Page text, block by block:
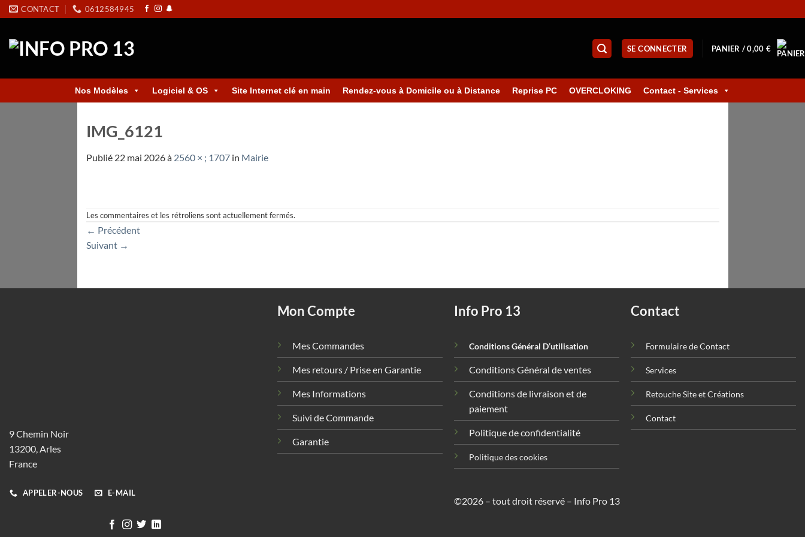
Skip
to
content
CONTACT 0612584945
SE CONNECTER PANIER /0,00 €
Nos Modèles Logiciel & OS Site Internet clé en main Rendez-vous à Domicile ou à Distance Reprise PC OVERCLOKING Contact - Services
IMG_6121
Publié 22 mai 2026à 2560 × ; 1707in Mairie
Les commentaires et les rétroliens sont actuellement fermés.
← Précédent
Suivant →
9 Chemin Noir
13200, Arles
France
APPELER-NOUS E-MAIL
Mon Compte
Mes Commandes
Mes retours / Prise en Garantie
Mes Informations
Suivi de Commande
Garantie
Info Pro 13
Conditions Général D’utilisation
Conditions Général de ventes
Conditions de livraison et de
paiement
Politique de confidentialité
Politique des cookies
Contact
Formulaire de Contact
Services
Retouche Site et Créations
Contact
©2026 – tout droit réservé – Info Pro 13